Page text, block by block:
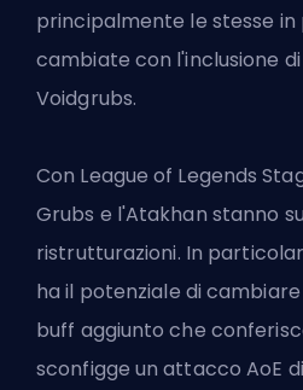
principalmente le stesse in
cambiate con l'inclusione
Voidgrubs.
Con League of Legends
Grubs e l'Atakhan stanno
ristrutturazioni. In
ha il potenziale di
buff aggiunto che
sconfigge un attacco AoE